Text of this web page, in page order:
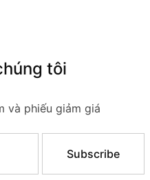
tôi
và phiếu giảm giá